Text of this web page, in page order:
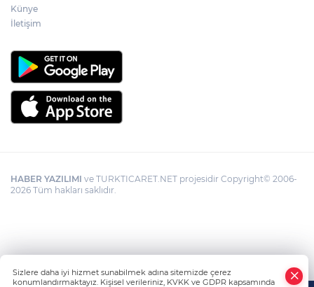
Künye
İletişim
HABER YAZILIMI ve TURKTICARET.NET projesidir Copyright© 2006-
2026 Tüm hakları saklıdır.
Sizlere daha iyi hizmet sunabilmek adına sitemizde çerez
konumlandırmaktayız. Kişisel verileriniz, KVKK ve GDPR kapsamında